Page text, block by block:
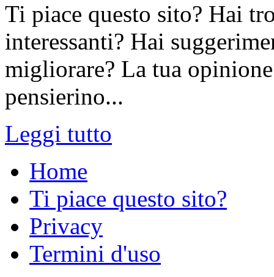
Ti piace questo sito? Hai
interessanti? Hai
migliorare? La tua
pensierino...
Leggi tutto
Home
Ti piace questo sito?
Privacy
Termini d'uso